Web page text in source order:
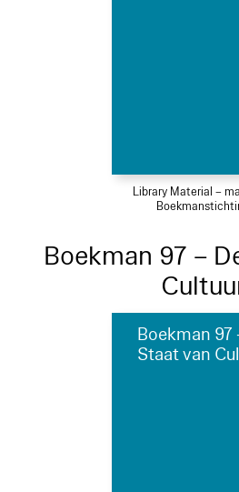
Library Material –
Boekman 97 –
Boekman 97
Staat van